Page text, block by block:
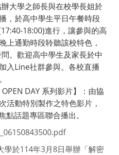
大學之師長與在校學長姐於
，於高中學生平日午餐時段
18:00)進行，讓參與的高
上通勤時段聆聽該校特色，
。歡迎高中學生及家長於中
入Line社群參與。各校直播
DAY 系列影片】：由協
活動特別製作之特色影片，
話題專區聯合播出。
學於114年3月8日舉辦「解密